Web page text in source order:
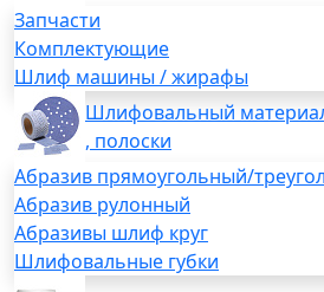
Запчасти
Комплектующие
Шлиф машины / жирафы
Шлифовальный
, полоски
Абразив прямоугольный/
Абразив рулонный
Абразивы шлиф круг
Шлифовальные губки